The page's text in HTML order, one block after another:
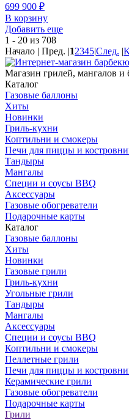
699 900 ₽
В корзину
Добавить еще
1 - 20 из 708
Начало | Пред. |12345|След. |
Магазин грилей, мангалов и
Каталог
Газовые баллоны
Хиты
Новинки
Гриль-кухни
Коптильни и смокеры
Печи для пиццы и
Тандыры
Мангалы
Специи и соусы BBQ
Аксессуары
Газовые обогреватели
Подарочные карты
Каталог
Газовые баллоны
Хиты
Новинки
Газовые грили
Гриль-кухни
Угольные грили
Тандыры
Мангалы
Аксессуары
Специи и соусы BBQ
Коптильни и смокеры
Пеллетные грили
Печи для пиццы и
Керамические грили
Газовые обогреватели
Подарочные карты
Грили